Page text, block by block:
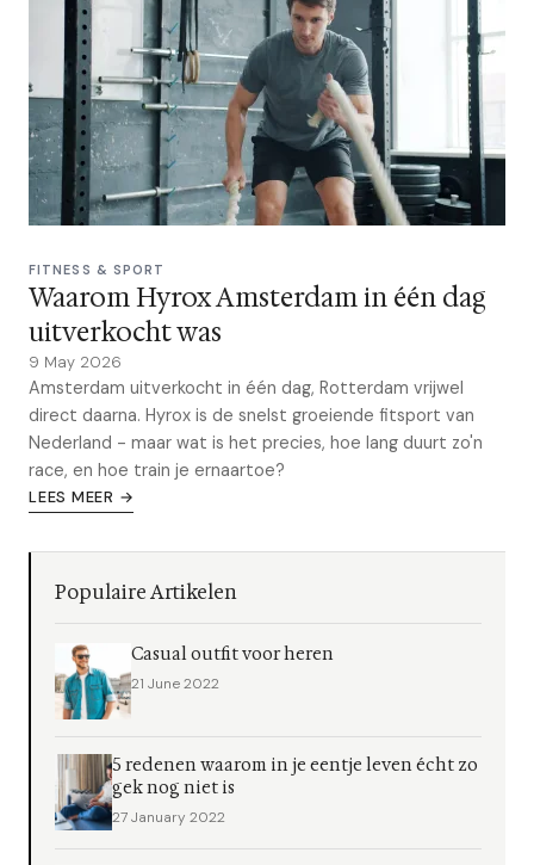
FITNESS & SPORT
Waarom Hyrox Amsterdam in één dag
uitverkocht was
9 May 2026
Amsterdam uitverkocht in één dag, Rotterdam vrijwel
direct daarna. Hyrox is de snelst groeiende fitsport van
Nederland - maar wat is het precies, hoe lang duurt zo'n
race, en hoe train je ernaartoe?
LEES MEER →
Populaire Artikelen
Casual outfit voor heren
21 June 2022
5 redenen waarom in je eentje leven écht zo
gek nog niet is
27 January 2022